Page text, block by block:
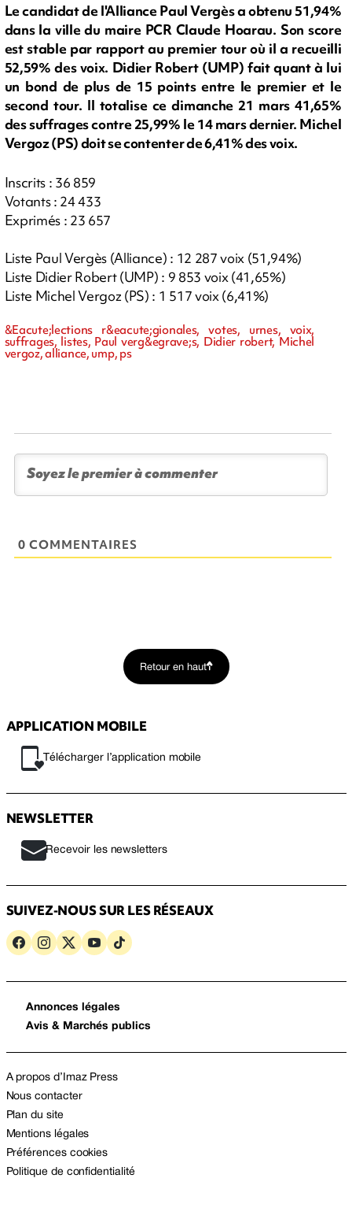
Le candidat de l'Alliance Paul Vergès a obtenu 51,94%
dans la ville du maire PCR Claude Hoarau. Son score
est stable par rapport au premier tour où il a recueilli
52,59% des voix. Didier Robert (UMP) fait quant à lui
un bond de plus de 15 points entre le premier et le
second tour. Il totalise ce dimanche 21 mars 41,65%
des suffrages contre 25,99% le 14 mars dernier. Michel
Vergoz (PS) doit se contenter de 6,41% des voix.
Inscrits : 36 859
Votants : 24 433
Exprimés : 23 657
Liste Paul Vergès (Alliance) : 12 287 voix (51,94%)
Liste Didier Robert (UMP) : 9 853 voix (41,65%)
Liste Michel Vergoz (PS) : 1 517 voix (6,41%)
&Eacute;lections r&eacute;gionales, votes, urnes, voix,
suffrages, listes, Paul verg&egrave;s, Didier robert, Michel
vergoz, alliance, ump, ps
0 COMMENTAIRES
Retour en haut
APPLICATION MOBILE
Télécharger l’application mobile
NEWSLETTER
Recevoir les newsletters
SUIVEZ-NOUS SUR LES RÉSEAUX
Annonces légales
Avis & Marchés publics
A propos d’Imaz Press
Nous contacter
Plan du site
Mentions légales
Préférences cookies
Politique de confidentialité